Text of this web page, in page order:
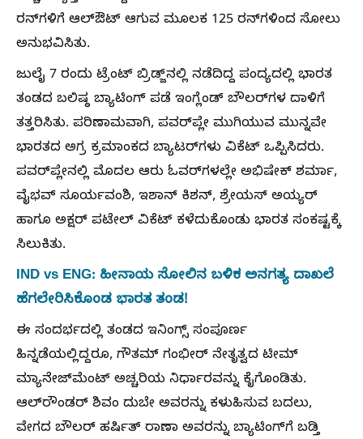
ರನ್‌ಗಳಿಗೆ ಆಲ್‌ಔಟ್‌ ಆಗುವ ಮೂಲಕ 125 ರನ್‌ಗಳಿಂದ ಸೋಲು
ಅನುಭವಿಸಿತು.
ಜುಲೈ 7 ರಂದು ಟ್ರೆಂಟ್ ಬ್ರಿಡ್ಜ್‌ನಲ್ಲಿ ನಡೆದಿದ್ದ ಪಂದ್ಯದಲ್ಲಿ ಭಾರತ
ತಂಡದ ಬಲಿಷ್ಠ ಬ್ಯಾಟಿಂಗ್ ಪಡೆ ಇಂಗ್ಲೆಂಡ್ ಬೌಲರ್‌ಗಳ ದಾಳಿಗೆ
ತತ್ತರಿಸಿತು. ಪರಿಣಾಮವಾಗಿ, ಪವರ್‌ಪ್ಲೇ ಮುಗಿಯುವ ಮುನ್ನವೇ
ಭಾರತದ ಅಗ್ರ ಕ್ರಮಾಂಕದ ಬ್ಯಾಟರ್‌ಗಳು ವಿಕೆಟ್‌ ಒಪ್ಪಿಸಿದರು.
ಪವರ್‌ಪ್ಲೇನಲ್ಲಿ ಮೊದಲ ಆರು ಓವರ್‌ಗಳಲ್ಲೇ ಅಭಿಷೇಕ್ ಶರ್ಮಾ,
ವೈಭವ್ ಸೂರ್ಯವಂಶಿ, ಇಶಾನ್ ಕಿಶನ್, ಶ್ರೇಯಸ್ ಅಯ್ಯರ್
ಹಾಗೂ ಅಕ್ಷರ್ ಪಟೇಲ್ ವಿಕೆಟ್ ಕಳೆದುಕೊಂಡು ಭಾರತ ಸಂಕಷ್ಟಕ್ಕೆ
ಸಿಲುಕಿತು.
IND vs ENG: ಹೀನಾಯ ಸೋಲಿನ ಬಳಿಕ ಅನಗತ್ಯ ದಾಖಲೆ
ಹೆಗಲೇರಿಸಿಕೊಂಡ ಭಾರತ ತಂಡ!
ಈ ಸಂದರ್ಭದಲ್ಲಿ ತಂಡದ ಇನಿಂಗ್ಸ್‌ ಸಂಪೂರ್ಣ
ಹಿನ್ನಡೆಯಲ್ಲಿದ್ದರೂ, ಗೌತಮ್ ಗಂಭೀರ್ ನೇತೃತ್ವದ ಟೀಮ್‌
ಮ್ಯಾನೇಜ್‌ಮೆಂಟ್‌ ಅಚ್ಚರಿಯ ನಿರ್ಧಾರವನ್ನು ಕೈಗೊಂಡಿತು.
ಆಲ್‌ರೌಂಡರ್ ಶಿವಂ ದುಬೇ ಅವರನ್ನು ಕಳುಹಿಸುವ ಬದಲು,
ವೇಗದ ಬೌಲರ್ ಹರ್ಷಿತ್ ರಾಣಾ ಅವರನ್ನು ಬ್ಯಾಟಿಂಗ್‌ಗೆ ಬಡ್ತಿ